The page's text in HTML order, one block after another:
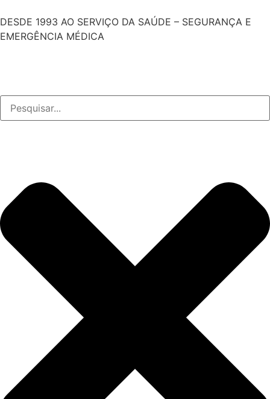
DESDE 1993 AO SERVIÇO DA SAÚDE – SEGURANÇA E
EMERGÊNCIA MÉDICA